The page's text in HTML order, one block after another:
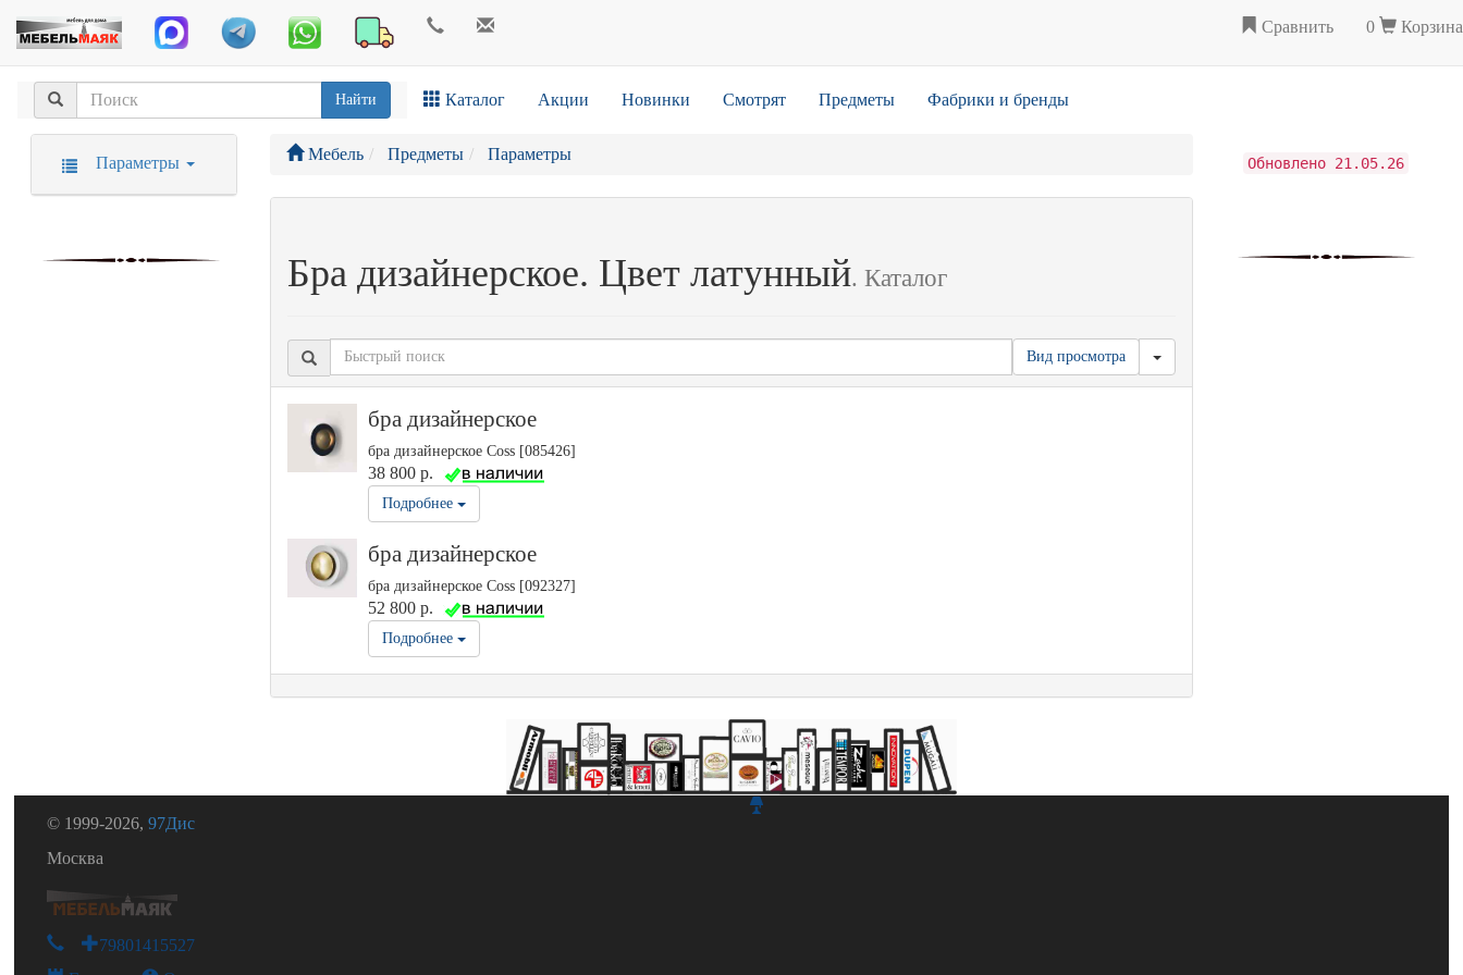
Сравнить 0 Корзина
Найти Каталог Акции Новинки Смотрят Предметы Фабрики и бренды
Мебель Предметы Параметры
Бра дизайнерское. Цвет латунный. Каталог
Вид просмотра
бра дизайнерское
бра дизайнерское Coss [085426]
38 800 р.
Подробнее
бра дизайнерское
бра дизайнерское Coss [092327]
52 800 р.
Подробнее
Параметры Обновлено 21.05.26
© 1999-2026,97Дис
Москва
+79801415527